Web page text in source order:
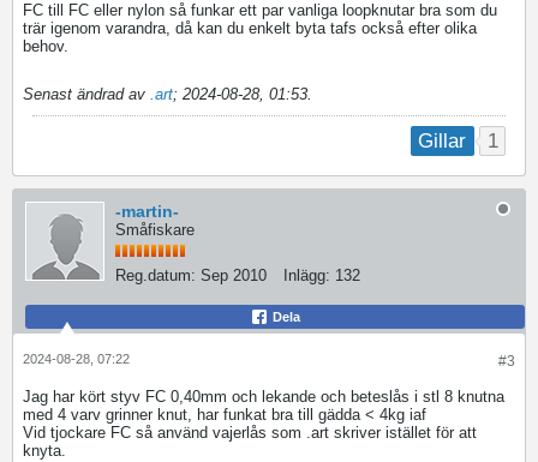
FC till FC eller nylon så funkar ett par vanliga loopknutar bra som du
trär igenom varandra, då kan du enkelt byta tafs också efter olika
behov.
Senast ändrad av .art; 2024-08-28, 01:53.
Gillar 1
-martin-
Småfiskare
Reg.datum: Sep 2010 Inlägg: 132
Dela
#3
2024-08-28, 07:22
Jag har kört styv FC 0,40mm och lekande och beteslås i stl 8 knutna
med 4 varv grinner knut, har funkat bra till gädda < 4kg iaf
Vid tjockare FC så använd vajerlås som .art skriver istället för att
knyta.